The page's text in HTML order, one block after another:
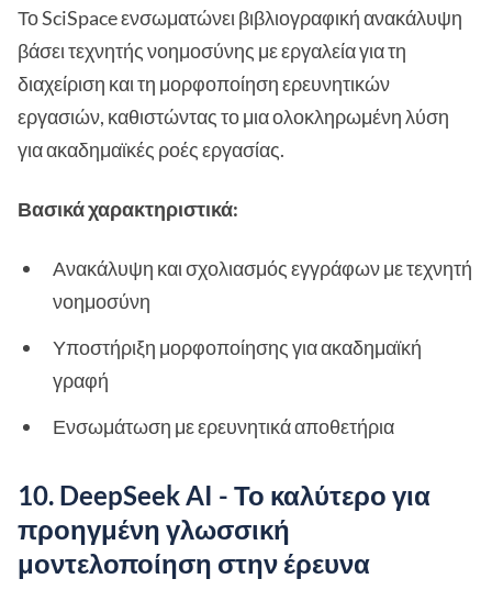
Το SciSpace ενσωματώνει βιβλιογραφική ανακάλυψη
βάσει τεχνητής νοημοσύνης με εργαλεία για τη
διαχείριση και τη μορφοποίηση ερευνητικών
εργασιών, καθιστώντας το μια ολοκληρωμένη λύση
για ακαδημαϊκές ροές εργασίας.
Βασικά χαρακτηριστικά:
Ανακάλυψη και σχολιασμός εγγράφων με τεχνητή
νοημοσύνη
Υποστήριξη μορφοποίησης για ακαδημαϊκή
γραφή
Ενσωμάτωση με ερευνητικά αποθετήρια
10. DeepSeek AI - Το καλύτερο για
προηγμένη γλωσσική
μοντελοποίηση στην έρευνα